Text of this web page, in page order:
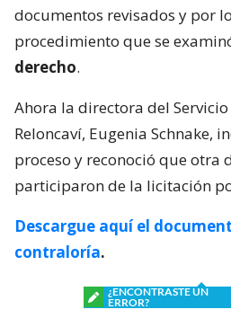
documentos revisados y por
procedimiento que se
derecho.
Ahora la directora del
Reloncaví, Eugenia Schnake,
proceso y reconoció que otra
participaron de la licitación
Descargue aquí el
contraloría.
¿ENCONTRASTE UN
ERROR?